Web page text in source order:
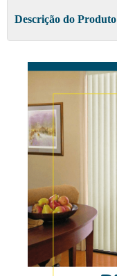
Descrição do Produto